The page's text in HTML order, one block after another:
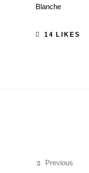
Blanche
14 LIKES
Previous